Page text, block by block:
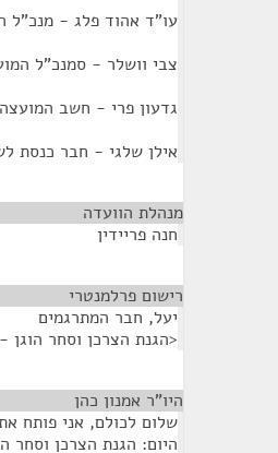
עו"ד אהוד פלג - מנכ"ל
צבי וושלר - סמנכ"ל
גדעון פרי - חשב
אילן שלגי - חבר כנסת
מנהלת הוועדה
חנה פריידין
רישום פרלמנטרי
יעל, חבר המתרגמים
<הגנת הצרכן וסחר הוגן - דוח
היו"ר אמנון כהן
שלום לכולם, אני פותח